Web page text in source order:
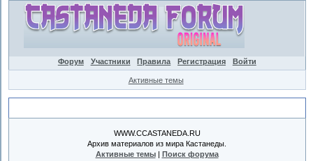
Форум Участники Правила Регистрация Войти
Активные темы
WWW.CCASTANEDA.RU
Архив материалов из мира Кастанеды.
Активные темы| Поиск форума